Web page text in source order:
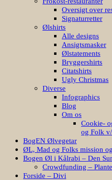
Oversigt over
Signaturretter
Ølshirts
Alle designs
Ansigtsmasker
Ølstatements
Bryggershirts
Citatshirts
Ugly Christmas
Diverse
Infographics
Blog
Om os
Cookie-
og Folk
BogEN Ølvegetar
ØL, Mad og Folks mission
Bogen Øl i Kålrabi – Den
Crowdfunding –
Forside – Divi